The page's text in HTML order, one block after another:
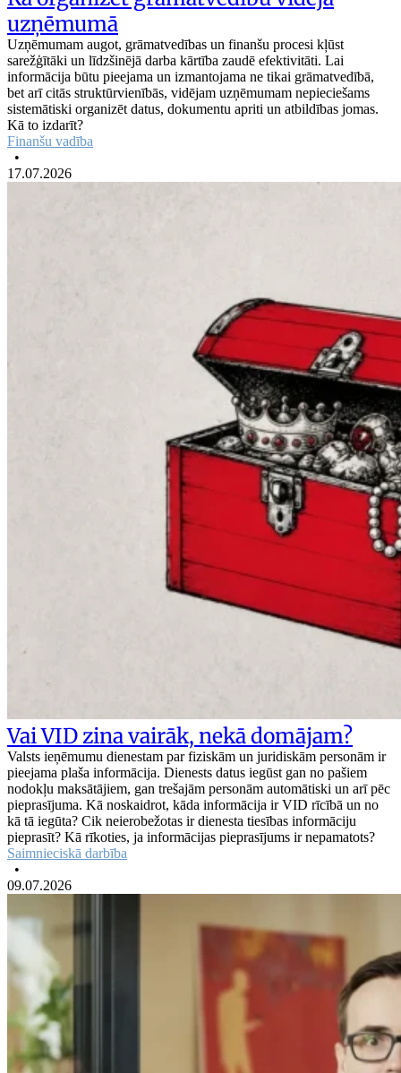
uzņēmumā
Uzņēmumam augot, grāmatvedības un finanšu procesi kļūst
sarežģītāki un līdzšinējā darba kārtība zaudē efektivitāti. Lai
informācija būtu pieejama un izmantojama ne tikai grāmatvedībā,
bet arī citās struktūrvienībās, vidējam uzņēmumam nepieciešams
sistemātiski organizēt datus, dokumentu apriti un atbildības jomas.
Kā to izdarīt?
Finanšu vadība
•
17.07.2026
Vai VID zina vairāk, nekā domājam?
Valsts ieņēmumu dienestam par fiziskām un juridiskām personām ir
pieejama plaša informācija. Dienests datus iegūst gan no pašiem
nodokļu maksātājiem, gan trešajām personām automātiski un arī pēc
pieprasījuma. Kā noskaidrot, kāda informācija ir VID rīcībā un no
kā tā iegūta? Cik neierobežotas ir dienesta tiesības informāciju
pieprasīt? Kā rīkoties, ja informācijas pieprasījums ir nepamatots?
Saimnieciskā darbība
•
09.07.2026